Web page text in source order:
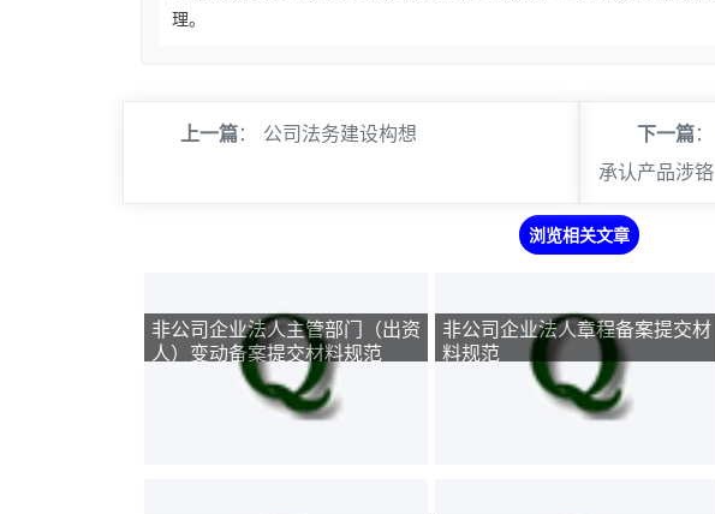
理。
上一篇： 公司法务建设构想 下一篇：
承认产品涉铬
浏览相关文章
非公司企业法人主管部门（出资
人）变动备案提交材料规范
非公司企业法人章程备案提交材
料规范